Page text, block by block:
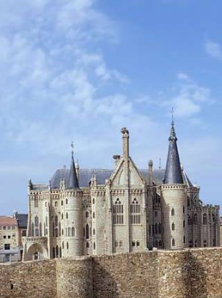
GALERIE
DES
IMAGES